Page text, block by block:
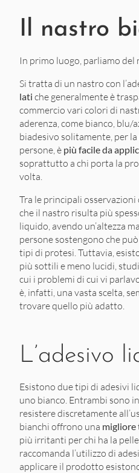
Il nastro
In primo luogo, parliamo del
Si tratta di un nastro con
lati che generalmente è
commercio vari colori di
aderenza, come bianco, blu/
biadesivo solitamente, per
persone, è più facile da
soprattutto a chi porta la
volta.
Tra le principali osservazioni
che il nastro risulta più
liquido, avendo un’altezza
persone sostengono che
tipi di protesi. Tuttavia,
più sottili e meno lucidi,
cui i problemi di cui vi
è, infatti, una vasta scelta,
trovare quello più adatto.
L’adesivo
Esistono due tipi di adesivi
uno bianco. Entrambi sono
resistere discretamente
bianchi offrono una migliore
più irritanti per chi ha la
raccomanda l’utilizzo di
applicare il prodotto